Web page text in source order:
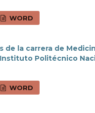
WORD
de la carrera de
Politécnico
WORD